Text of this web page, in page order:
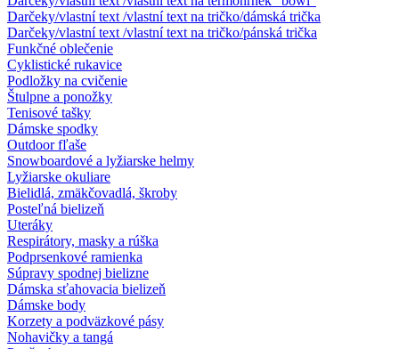
Darčeky/vlastní text /vlastní text na tričko/dámská trička
Darčeky/vlastní text /vlastní text na tričko/pánská trička
Funkčné oblečenie
Cyklistické rukavice
Podložky na cvičenie
Štulpne a ponožky
Tenisové tašky
Dámske spodky
Outdoor fľaše
Snowboardové a lyžiarske helmy
Lyžiarske okuliare
Bielidlá, zmäkčovadlá, škroby
Posteľná bielizeň
Uteráky
Respirátory, masky a rúška
Podprsenkové ramienka
Súpravy spodnej bielizne
Dámska sťahovacia bielizeň
Dámske body
Korzety a podväzkové pásy
Nohavičky a tangá